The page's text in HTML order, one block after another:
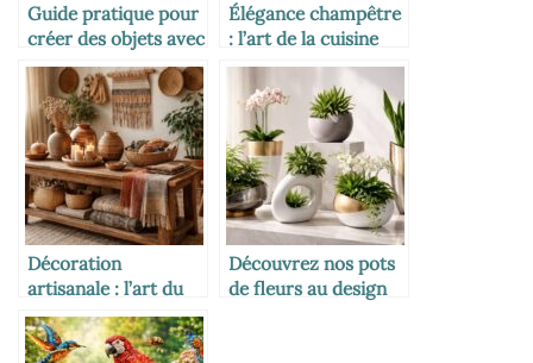
Guide pratique pour
créer des objets avec
de l’argile
autodurcissante
Élégance champêtre
: l’art de la cuisine
rustique revisitée
Décoration
artisanale : l’art du
fait main pour un
intérieur unique
Découvrez nos pots
de fleurs au design